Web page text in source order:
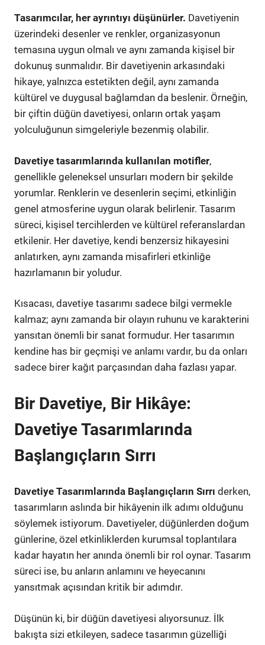
Tasarımcılar, her ayrıntıyı düşünürler. Davetiyenin
üzerindeki desenler ve renkler, organizasyonun
temasına uygun olmalı ve aynı zamanda kişisel bir
dokunuş sunmalıdır. Bir davetiyenin arkasındaki
hikaye, yalnızca estetikten değil, aynı zamanda
kültürel ve duygusal bağlamdan da beslenir. Örneğin,
bir çiftin düğün davetiyesi, onların ortak yaşam
yolculuğunun simgeleriyle bezenmiş olabilir.
Davetiye tasarımlarında kullanılan motifler,
genellikle geleneksel unsurları modern bir şekilde
yorumlar. Renklerin ve desenlerin seçimi, etkinliğin
genel atmosferine uygun olarak belirlenir. Tasarım
süreci, kişisel tercihlerden ve kültürel referanslardan
etkilenir. Her davetiye, kendi benzersiz hikayesini
anlatırken, aynı zamanda misafirleri etkinliğe
hazırlamanın bir yoludur.
Kısacası, davetiye tasarımı sadece bilgi vermekle
kalmaz; aynı zamanda bir olayın ruhunu ve karakterini
yansıtan önemli bir sanat formudur. Her tasarımın
kendine has bir geçmişi ve anlamı vardır, bu da onları
sadece birer kağıt parçasından daha fazlası yapar.
Bir Davetiye, Bir Hikâye:
Davetiye Tasarımlarında
Başlangıçların Sırrı
Davetiye Tasarımlarında Başlangıçların Sırrı derken,
tasarımların aslında bir hikâyenin ilk adımı olduğunu
söylemek istiyorum. Davetiyeler, düğünlerden doğum
günlerine, özel etkinliklerden kurumsal toplantılara
kadar hayatın her anında önemli bir rol oynar. Tasarım
süreci ise, bu anların anlamını ve heyecanını
yansıtmak açısından kritik bir adımdır.
Düşünün ki, bir düğün davetiyesi alıyorsunuz. İlk
bakışta sizi etkileyen, sadece tasarımın güzelliği